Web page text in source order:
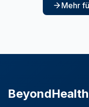
Mehr
BeyondHealth